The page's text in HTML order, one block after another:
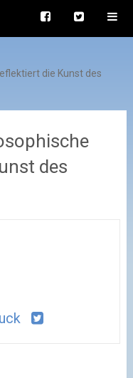
die Kunst des
des